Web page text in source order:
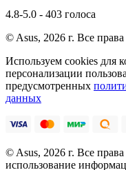
4.8-5.0 - 403 голоса
© Asus, 2026 г. Все
Используем cookies для
персонализации
предусмотренных
данных
© Asus, 2026 г. Все
использование